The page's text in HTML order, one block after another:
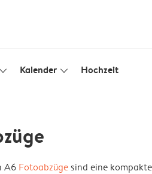
slim_arrow_down Kalender slim_arrow_down Hochzeit
A6 Fotoabzüge sind eine